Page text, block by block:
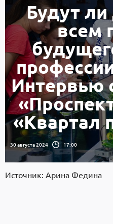
Будут
всем
Интервью
«Квартал
30 августа 2024 17:00
Источник: Арина Федина